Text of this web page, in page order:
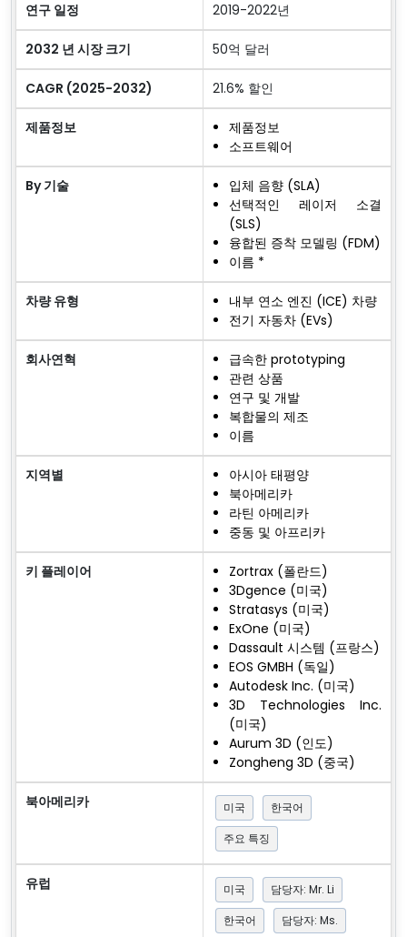
연구 일정 2019-2022년
2032 년 시장 크기 50억 달러
CAGR (2025-2032) 21.6% 할인
제품정보
제품정보
소프트웨어
By 기술
입체 음향 (SLA)
선택적인 레이저 소결
(SLS)
융합된 증착 모델링 (FDM)
이름 *
차량 유형
내부 연소 엔진 (ICE) 차량
전기 자동차 (EVs)
회사연혁
급속한 prototyping
관련 상품
연구 및 개발
복합물의 제조
이름
지역별
아시아 태평양
북아메리카
라틴 아메리카
중동 및 아프리카
키 플레이어
Zortrax (폴란드)
3Dgence (미국)
Stratasys (미국)
ExOne (미국)
Dassault 시스템 (프랑스)
EOS GMBH (독일)
Autodesk Inc. (미국)
3D Technologies Inc.
(미국)
Aurum 3D (인도)
Zongheng 3D (중국)
북아메리카 미국
한국어
주요 특징
유럽 미국
담당자: Mr. Li
한국어
담당자: Ms.